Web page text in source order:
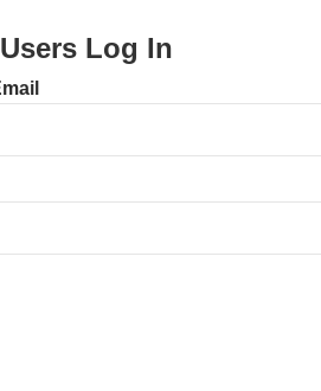
Log In